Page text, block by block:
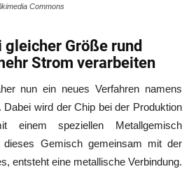
Commons
gleicher Größe rund
Strom verarbeiten
nun ein neues Verfahren namens
Dabei wird der Chip bei der Produktion
einem speziellen Metallgemisch
dieses Gemisch gemeinsam mit der
entsteht eine metallische Verbindung.